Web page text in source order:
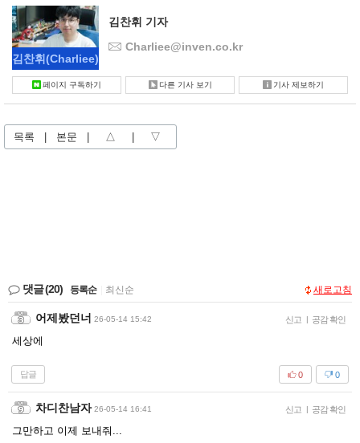
김찬휘(Charliee)
김찬휘 기자
Charliee@inven.co.kr
페이지 구독하기 다른 기사 보기 기사 제보하기
목록 본문 △ ▽
댓글(20) 등록순 최신순 새로고침
어제봤던너 26-05-14 15:42 신고 | 공감 확인
세상에
답글 0
0
차디찬남자 26-05-14 16:41 신고 | 공감 확인
그만하고 이제 보내줘...